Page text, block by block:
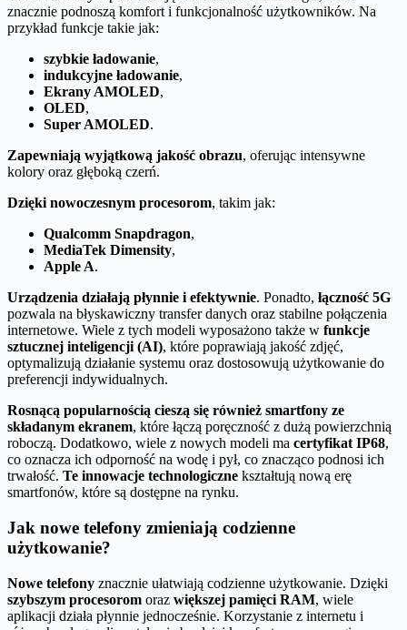
znacznie podnoszą komfort i funkcjonalność użytkowników. Na
przykład funkcje takie jak:
szybkie ładowanie,
indukcyjne ładowanie,
Ekrany AMOLED,
OLED,
Super AMOLED.
Zapewniają wyjątkową jakość obrazu, oferując intensywne
kolory oraz głęboką czerń.
Dzięki nowoczesnym procesorom, takim jak:
Qualcomm Snapdragon,
MediaTek Dimensity,
Apple A.
Urządzenia działają płynnie i efektywnie. Ponadto, łączność 5G
pozwala na błyskawiczny transfer danych oraz stabilne połączenia
internetowe. Wiele z tych modeli wyposażono także w funkcje
sztucznej inteligencji (AI), które poprawiają jakość zdjęć,
optymalizują działanie systemu oraz dostosowują użytkowanie do
preferencji indywidualnych.
Rosnącą popularnością cieszą się również smartfony ze
składanym ekranem, które łączą poręczność z dużą powierzchnią
roboczą. Dodatkowo, wiele z nowych modeli ma certyfikat IP68,
co oznacza ich odporność na wodę i pył, co znacząco podnosi ich
trwałość. Te innowacje technologiczne kształtują nową erę
smartfonów, które są dostępne na rynku.
Jak nowe telefony zmieniają codzienne
użytkowanie?
Nowe telefony znacznie ułatwiają codzienne użytkowanie. Dzięki
szybszym procesorom oraz większej pamięci RAM, wiele
aplikacji działa płynnie jednocześnie. Korzystanie z internetu i